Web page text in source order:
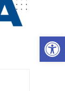
Barra de Ferramentas Aberta